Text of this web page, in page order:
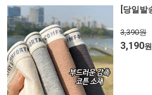
[당일발
3,390원
3,190원